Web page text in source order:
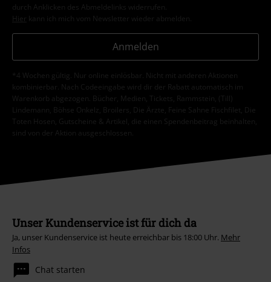
durch Anklicken des Abmeldelinks widerrufen.
Hier kann ich mich vom Newsletter wieder abmelden.
Anmelden
*4 Wochen gültig. Nur online einlösbar. Nicht mit anderen Aktionen
kombinierbar. Nach Codeeingabe wird dir der Rabatt automatisch im
Warenkorb abgezogen. Bücher, Medien, Tickets, Rammstein, (Till)
Lindemann, Böhse Onkelz, Broilers, Die Ärzte, Feine Sahne Fischfilet, Die
Toten Hosen, Gutscheine & Artikel, die einen Spendenbeitrag beinhalten,
sind von der Aktion ausgeschlossen.
Unser Kundenservice ist für dich da
Ja, unser Kundenservice ist heute erreichbar bis 18:00 Uhr. Mehr
Infos
Chat starten